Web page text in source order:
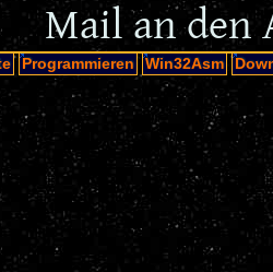
Mail an den
Programmieren Win32Asm